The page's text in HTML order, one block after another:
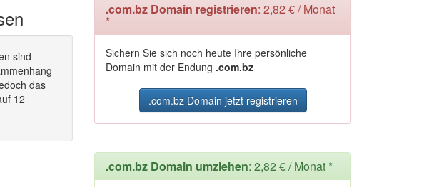
sind
das
12
.com.bz Domain registrieren: 2,82 € / Monat
*
Sichern Sie sich noch heute Ihre persönliche
Domain mit der Endung .com.bz
.com.bz Domain jetzt registrieren
.com.bz Domain umziehen: 2,82 € / Monat *